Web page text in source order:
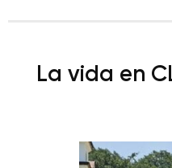
La vida en